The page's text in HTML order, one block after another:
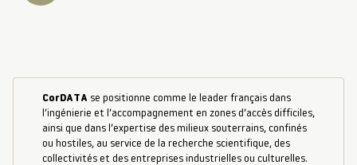
CorDATA se positionne comme le leader français dans
l’ingénierie et l’accompagnement en zones d’accès difficiles,
ainsi que dans l’expertise des milieux souterrains, confinés
ou hostiles, au service de la recherche scientifique, des
collectivités et des entreprises industrielles ou culturelles.